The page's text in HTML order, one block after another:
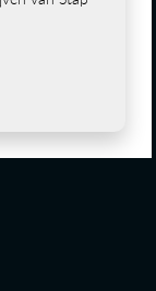
Kanker